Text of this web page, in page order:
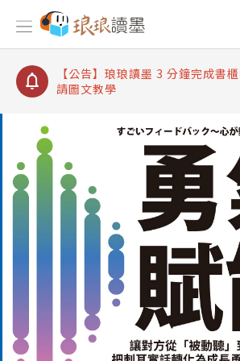
【公告】琅琅讀墨書櫃開通常見問
【公告】琅琅讀墨 3 分鐘完成書櫃
【公告】琅琅書店服務升級重要
查詢